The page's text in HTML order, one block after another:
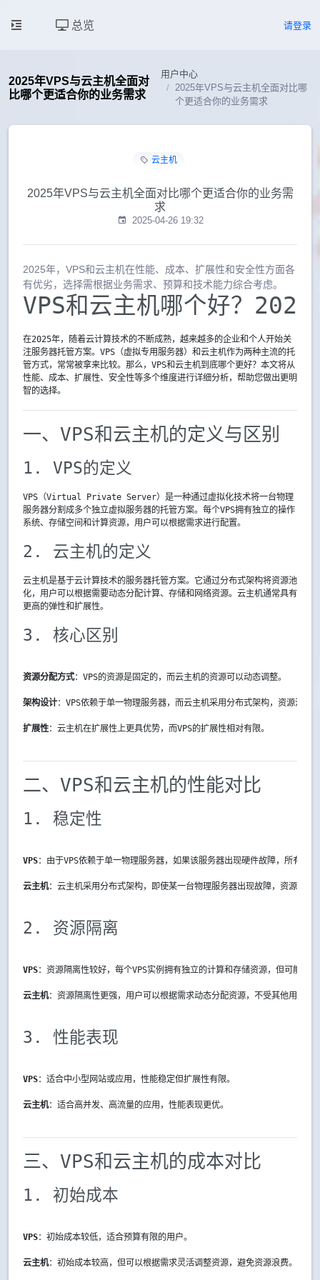
总览 请登录
2025年VPS与云主机全面对
比哪个更适合你的业务需求
用户中心
2025年VPS与云主机全面对比哪
个更适合你的业务需求
云主机
2025年VPS与云主机全面对比哪个更适合你的业务需
求
2025-04-26 19:32
2025年，VPS和云主机在性能、成本、扩展性和安全性方面各
有优劣，选择需根据业务需求、预算和技术能力综合考虑。
VPS和云主机哪个好？2025
在2025年，随着云计算技术的不断成熟，越来越多的企业和个人开始关
注服务器托管方案。VPS（虚拟专用服务器）和云主机作为两种主流的托
管方式，常常被拿来比较。那么，VPS和云主机到底哪个更好？本文将从
性能、成本、扩展性、安全性等多个维度进行详细分析，帮助您做出更明
智的选择。
一、VPS和云主机的定义与区别
1. VPS的定义
VPS（Virtual Private Server）是一种通过虚拟化技术将一台物理
服务器分割成多个独立虚拟服务器的托管方案。每个VPS拥有独立的操作
系统、存储空间和计算资源，用户可以根据需求进行配置。
2. 云主机的定义
云主机是基于云计算技术的服务器托管方案。它通过分布式架构将资源池
化，用户可以根据需要动态分配计算、存储和网络资源。云主机通常具有
更高的弹性和扩展性。
3. 核心区别
资源分配方式：VPS的资源是固定的，而云主机的资源可以动态调整。
架构设计：VPS依赖于单一物理服务器，而云主机采用分布式架构，资源池化。
扩展性：云主机在扩展性上更具优势，而VPS的扩展性相对有限。
二、VPS和云主机的性能对比
1. 稳定性
VPS：由于VPS依赖于单一物理服务器，如果该服务器出现硬件故障，所有
云主机：云主机采用分布式架构，即使某一台物理服务器出现故障，资源可以
2. 资源隔离
VPS：资源隔离性较好，每个VPS实例拥有独立的计算和存储资源，但可能受
云主机：资源隔离性更强，用户可以根据需求动态分配资源，不受其他用户的
3. 性能表现
VPS：适合中小型网站或应用，性能稳定但扩展性有限。
云主机：适合高并发、高流量的应用，性能表现更优。
三、VPS和云主机的成本对比
1. 初始成本
VPS：初始成本较低，适合预算有限的用户。
云主机：初始成本较高，但可以根据需求灵活调整资源，避免资源浪费。